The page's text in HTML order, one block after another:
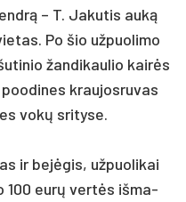
– T. Ja­ku­tis auką
Po šio už­puo­li­mo
žan­di­kau­lio kairės
krau­jos­ru­vas
vokų sri­ty­se.
ir be­jėgis, už­puo­li­kai
100 eurų vertės iš­ma­